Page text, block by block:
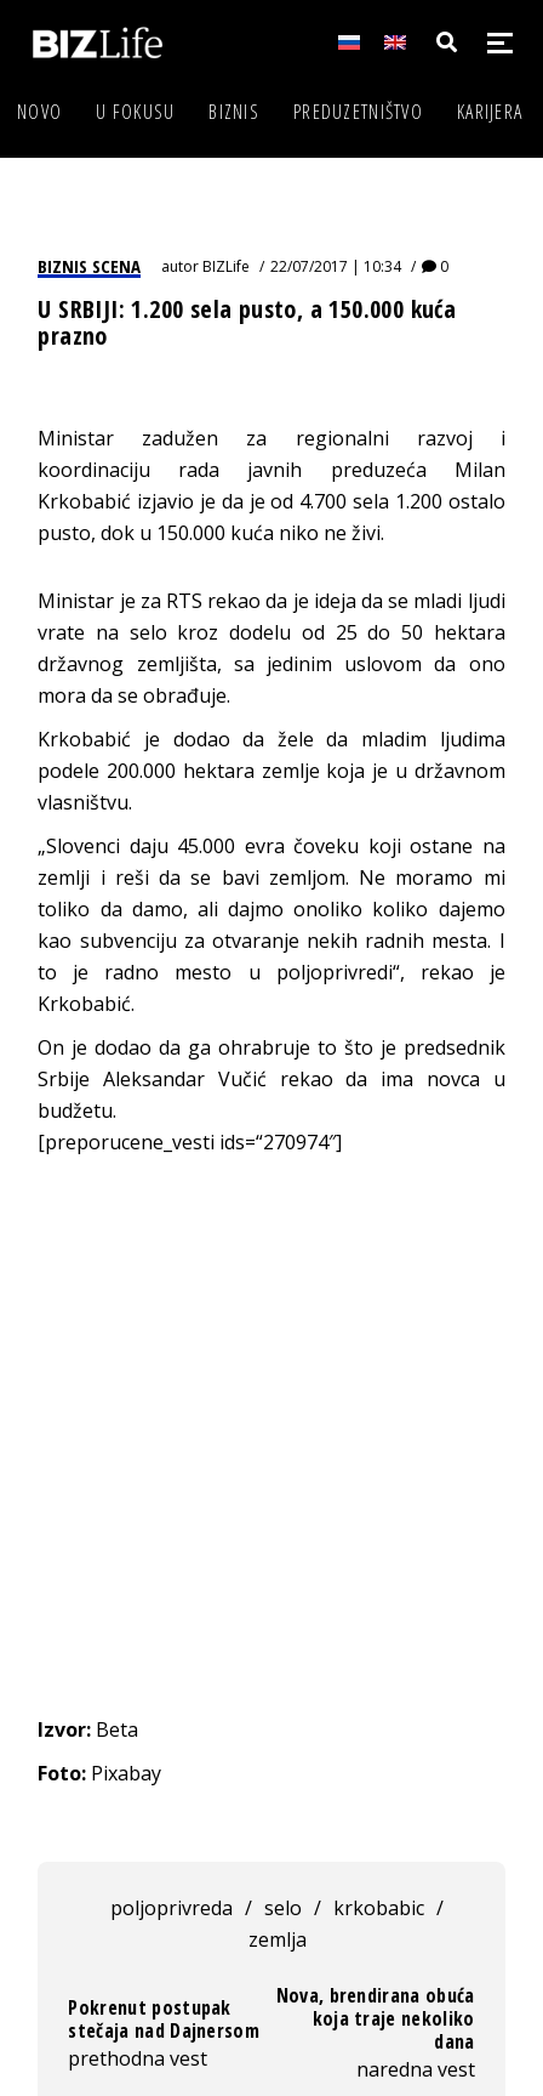
NOVO U FOKUSU BIZNIS PREDUZETNIŠTVO KARIJERA
BIZNIS SCENA autorBIZLife 22/07/2017 | 10:34 0
U SRBIJI: 1.200 sela pusto, a 150.000 kuća
prazno
Ministar zadužen za regionalni razvoj i
koordinaciju rada javnih preduzeća Milan
Krkobabić izjavio je da je od 4.700 sela 1.200 ostalo
pusto, dok u 150.000 kuća niko ne živi.
Ministar je za RTS rekao da je ideja da se mladi ljudi
vrate na selo kroz dodelu od 25 do 50 hektara
državnog zemljišta, sa jedinim uslovom da ono
mora da se obrađuje.
Krkobabić je dodao da žele da mladim ljudima
podele 200.000 hektara zemlje koja je u državnom
vlasništvu.
„Slovenci daju 45.000 evra čoveku koji ostane na
zemlji i reši da se bavi zemljom. Ne moramo mi
toliko da damo, ali dajmo onoliko koliko dajemo
kao subvenciju za otvaranje nekih radnih mesta. I
to je radno mesto u poljoprivredi“, rekao je
Krkobabić.
On je dodao da ga ohrabruje to što je predsednik
Srbije Aleksandar Vučić rekao da ima novca u
budžetu.
[preporucene_vesti ids=“270974″]
Izvor: Beta
Foto: Pixabay
poljoprivreda / selo / krkobabic /
zemlja
Pokrenut postupak
stečaja nad Dajnersom
prethodna vest
Nova, brendirana obuća
koja traje nekoliko
dana
naredna vest